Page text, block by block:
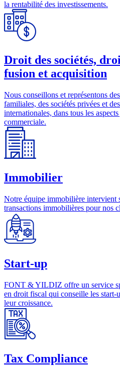
la rentabilité des investissements.
Droit des sociétés,
fusion et acquisition
Nous conseillons et représentons
familiales, des sociétés privées et
internationales, dans tous les
commerciale.
Immobilier
Notre équipe immobilière intervient
transactions immobilières pour nos
Start-up
FONT & YILDIZ offre un service
en droit fiscal qui conseille les start-
leur croissance.
Tax Compliance